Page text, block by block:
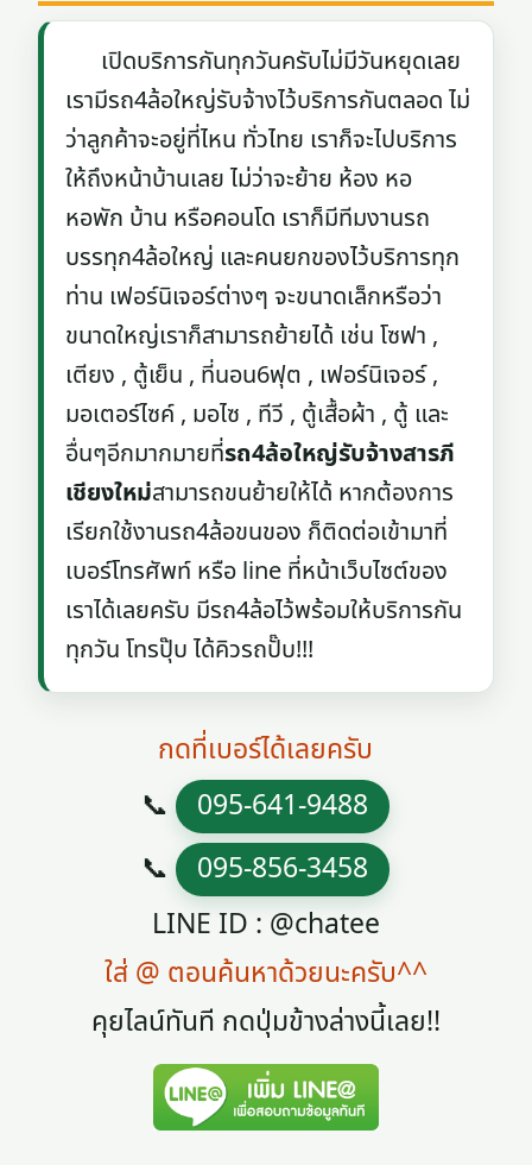
เปิดบริการกันทุกวันครับไม่มีวันหยุดเลย
เรามีรถ4ล้อใหญ่รับจ้างไว้บริการกันตลอด ไม่
ว่าลูกค้าจะอยู่ที่ไหน ทั่วไทย เราก็จะไปบริการ
ให้ถึงหน้าบ้านเลย ไม่ว่าจะย้าย ห้อง หอ
หอพัก บ้าน หรือคอนโด เราก็มีทีมงานรถ
บรรทุก4ล้อใหญ่ และคนยกของไว้บริการทุก
ท่าน เฟอร์นิเจอร์ต่างๆ จะขนาดเล็กหรือว่า
ขนาดใหญ่เราก็สามารถย้ายได้ เช่น โซฟา ,
เตียง , ตู้เย็น , ที่นอน6ฟุต , เฟอร์นิเจอร์ ,
มอเตอร์ไซค์ , มอไซ , ทีวี , ตู้เสื้อผ้า , ตู้ และ
อื่นๆอีกมากมายที่รถ4ล้อใหญ่รับจ้างสารภี
เชียงใหม่สามารถขนย้ายให้ได้ หากต้องการ
เรียกใช้งานรถ4ล้อขนของ ก็ติดต่อเข้ามาที่
เบอร์โทรศัพท์ หรือ line ที่หน้าเว็บไซต์ของ
เราได้เลยครับ มีรถ4ล้อไว้พร้อมให้บริการกัน
ทุกวัน โทรปุ๊บ ได้คิวรถปั๊บ!!!
กดที่เบอร์ได้เลยครับ
📞 095-641-9488
📞 095-856-3458
LINE ID : @chatee
ใส่ @ ตอนค้นหาด้วยนะครับ^^
คุยไลน์ทันที กดปุ่มข้างล่างนี้เลย!!